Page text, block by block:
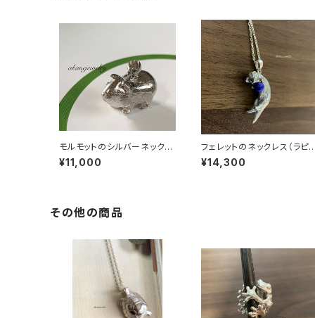
モルモットのシルバーネックレ
ス
¥11,000
フェレットのネックレス（ラピ
ラズリとコーラルからお選び
頂けます。
¥14,300
その他の商品